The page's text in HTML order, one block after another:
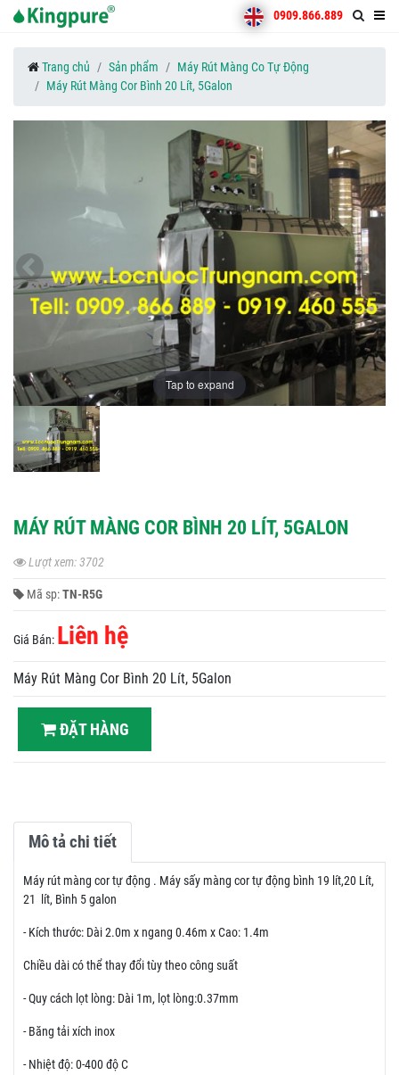
0909.866.889
Trang chủ Sản phẩm
Máy Rút Màng Co Tự Động
Máy Rút Màng Cor Bình 20 Lít, 5Galon
Tap to expand
MÁY RÚT MÀNG COR BÌNH 20 LÍT, 5GALON
Lượt xem: 3702
Mã sp:TN-R5G
Giá Bán: Liên hệ
Máy Rút Màng Cor Bình 20 Lít, 5Galon
ĐẶT HÀNG
Mô tả chi tiết
Máy rút màng cor tự động . Máy sấy màng cor tự động bình 19 lít,20 Lít,
21 lít, Bình 5 galon
- Kích thước: Dài 2.0m x ngang 0.46m x Cao: 1.4m
Chiều dài có thể thay đổi tùy theo công suất
- Quy cách lọt lòng: Dài 1m, lọt lòng:0.37mm
- Băng tải xích inox
- Nhiệt độ: 0-400 độ C